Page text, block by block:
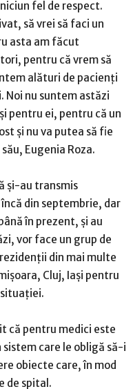
fel de respect.
să vrei să faci un
asta am făcut
pentru că vrem să
alături de pacienţi
Noi nu suntem astăzi
pentru ei, pentru că un
şi nu va putea să fie
Eugenia Roza.
şi-au transmis
din septembrie, dar
în prezent, şi au
vor face un grup de
din mai multe
Cluj, Iaşi pentru
că pentru medici este
care le obligă să-i
obiecte care, în mod
de spital.